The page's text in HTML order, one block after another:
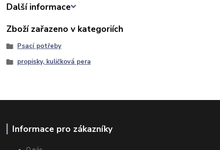
Další informace
Zboží zařazeno v kategoriích
Psací potřeby
propisky, kuličková pera
Informace pro zákazníky